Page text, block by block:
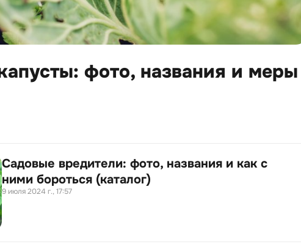
фото, названия и меры
Садовые вредители: фото, названия и как с
ними бороться (каталог)
9 июля 2024 г., 17:57